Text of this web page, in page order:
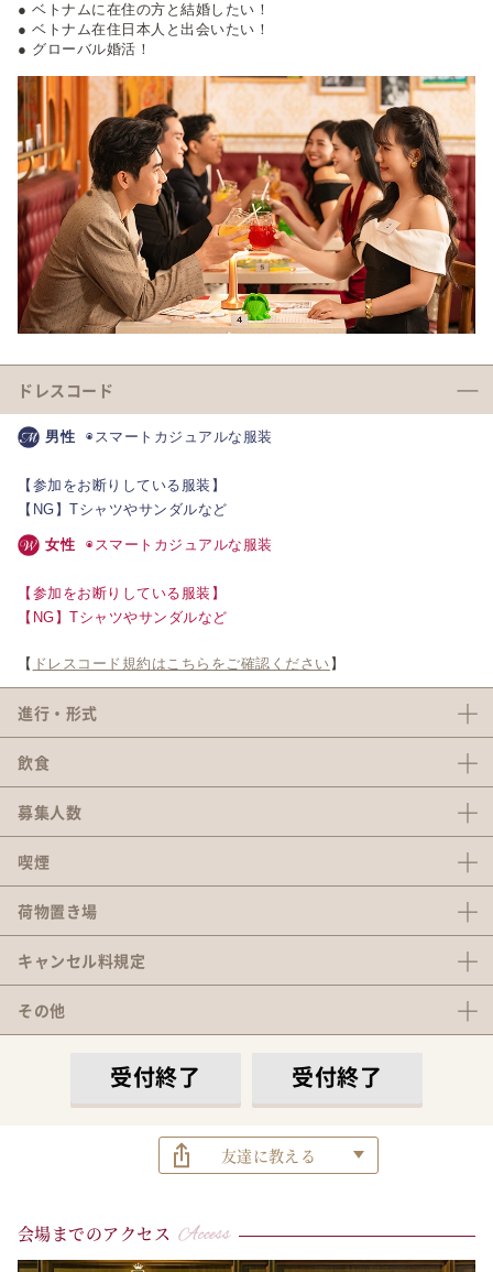
● ベトナムに在住の方と結婚したい！
● ベトナム在住日本人と出会いたい！
● グローバル婚活！
ドレスコード
男性 ◉スマートカジュアルな服装
【参加をお断りしている服装】
【NG】Tシャツやサンダルなど
女性 ◉スマートカジュアルな服装
【参加をお断りしている服装】
【NG】Tシャツやサンダルなど
【 ドレスコード規約はこちらをご確認ください 】
進行・形式
飲食
募集人数
喫煙
荷物置き場
キャンセル料規定
その他
受付終了 受付終了
友達に教える
会場までのアクセス